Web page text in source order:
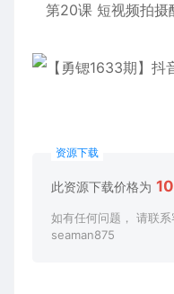
第20课 短视频拍摄
资源下载
此资源下载价格为 10
如有任何问题， 请联
seaman875